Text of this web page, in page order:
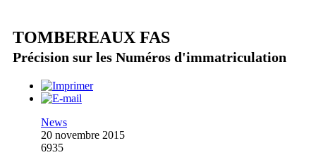
TOMBEREAUX FAS
Précision sur les Numéros d'immatriculation
News
20 novembre 2015
6935